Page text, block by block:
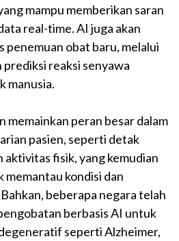
mampu memberikan saran
real-time. AI juga akan
penemuan obat baru, melalui
prediksi reaksi senyawa
manusia.
memainkan peran besar dalam
pasien, seperti detak
aktivitas fisik, yang kemudian
memantau kondisi dan
beberapa negara telah
berbasis AI untuk
seperti Alzheimer,